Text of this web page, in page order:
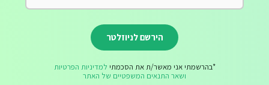
*בהרשמתי אני מאשר/ת את הסכמתי למדיניות הפרטיות
ושאר התנאים המשפטיים של האתר